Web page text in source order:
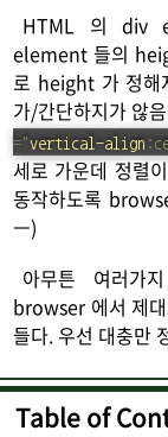
HTML 의 div
element 들의
로 height 가 정해
가/간단하지가 않
="vertical-align :
세로 가운데 정렬
동작하도록
ㅡ)
아무튼 여러가
browser 에서 제
들다. 우선 대충만
Table of